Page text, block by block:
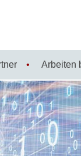
Arbeiten